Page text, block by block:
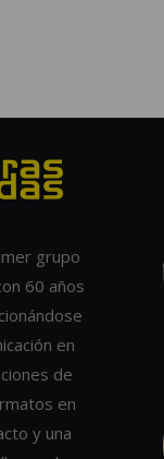
grupo
60 años
en
de
en
y una